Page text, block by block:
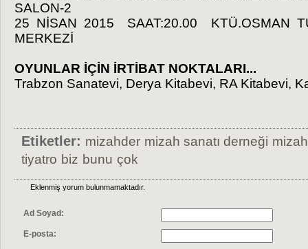
SALON-2
25 NİSAN 2015 SAAT:20.00 KTÜ.OSMAN
MERKEZİ
OYUNLAR İÇİN İRTİBAT NOKTALARI...
Trabzon Sanatevi, Derya Kitabevi, RA Kitabevi,
Etiketler: mizahder mizah sanatı derneği mizah
tiyatro biz bunu çok
Eklenmiş yorum bulunmamaktadır.
Ad Soyad:
E-posta: